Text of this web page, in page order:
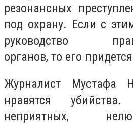
резонансных
под охрану. Если с
руководство
органов, то его
Журналист Мустафа
нравятся
неприятных,